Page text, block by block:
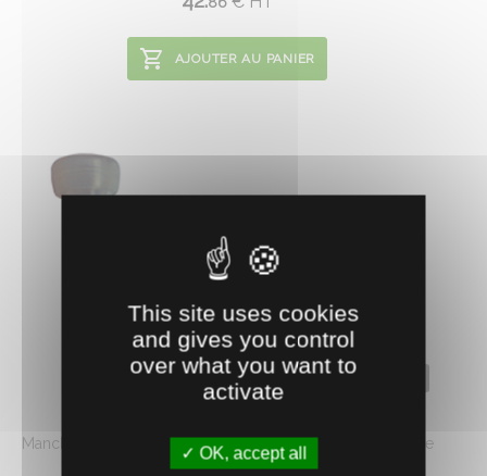
AJOUTER AU PANIER
0800934
Manchon trayeur adaptable chèvre, silicone, coudé. Moule
490/SCR03. Dimensions : 280 x ...
This site uses cookies
and gives you control
over what you want to
activate
OK, accept all